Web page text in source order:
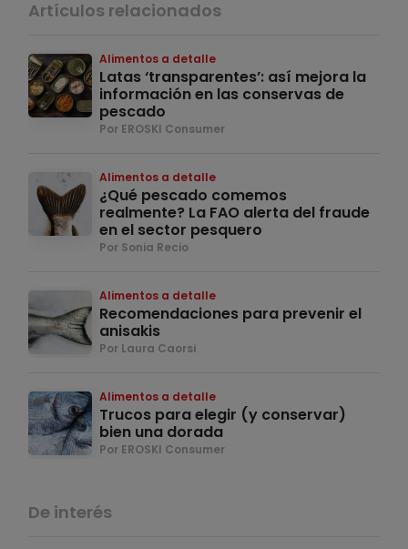
Artículos relacionados
Alimentos a detalle
Latas ‘transparentes’: así mejora la
información en las conservas de
pescado
Por EROSKI Consumer
Alimentos a detalle
¿Qué pescado comemos
realmente? La FAO alerta del fraude
en el sector pesquero
Por Sonia Recio
Alimentos a detalle
Recomendaciones para prevenir el
anisakis
Por Laura Caorsi
Alimentos a detalle
Trucos para elegir (y conservar)
bien una dorada
Por EROSKI Consumer
De interés